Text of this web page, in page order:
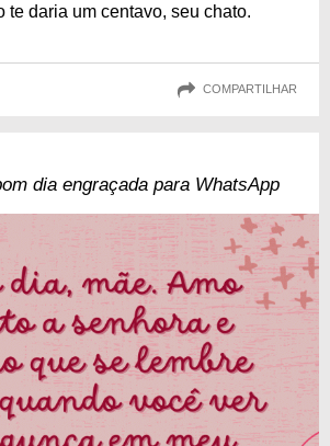
te daria um centavo, seu chato.
COMPARTILHAR
dia engraçada para WhatsApp